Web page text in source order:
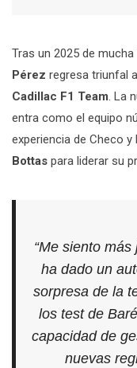
Tras un 2025 de
Pérez regresa triunfal
Cadillac F1 Team. La
entra como el equipo
experiencia de Checo
Bottas para liderar su
“Me siento
ha dado un
sorpresa de la
los test de
capacidad de
nuevas